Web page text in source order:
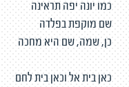
כמו יונה יפה תראינה
שם מוקפת בפלדה
כן, שמה, שם היא מחכה
כאן בית אל וכאן בית לחם